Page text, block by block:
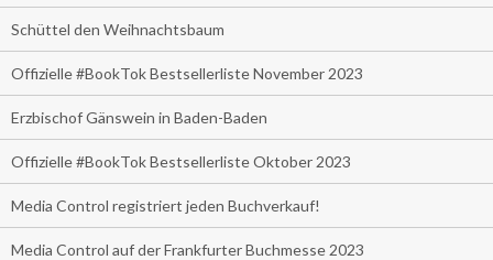
Schüttel den Weihnachtsbaum
Offizielle #BookTok Bestsellerliste November 2023
Erzbischof Gänswein in Baden-Baden
Offizielle #BookTok Bestsellerliste Oktober 2023
Media Control registriert jeden Buchverkauf!
Media Control auf der Frankfurter Buchmesse 2023